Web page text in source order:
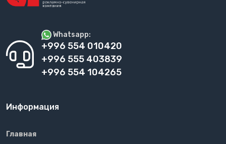
Whatsapp:
+996 554 010420
+996 555 403839
+996 554 104265
Информация
Главная